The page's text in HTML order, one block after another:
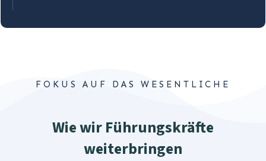
FOKUS AUF DAS WESENTLICHE
Wie wir Führungskräfte
weiterbringen